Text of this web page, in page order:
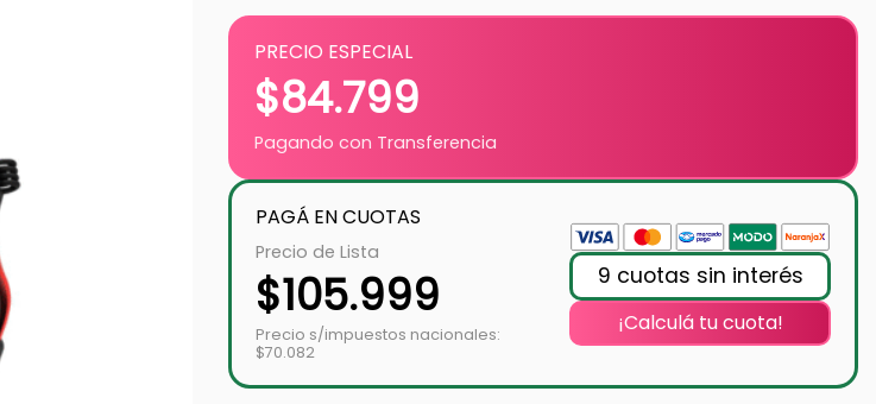
PRECIO ESPECIAL
$84.799
Pagando con Transferencia
PAGÁ EN CUOTAS
Precio de Lista
$105.999
Precio s/impuestos nacionales:
$70.082
9 cuotas sin interés
¡Calculá tu cuota!